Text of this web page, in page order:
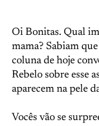
Oi Bonitas. Qual
mama? Sabiam
coluna de hoje
Rebelo sobre esse
aparecem na pele
Vocês vão se